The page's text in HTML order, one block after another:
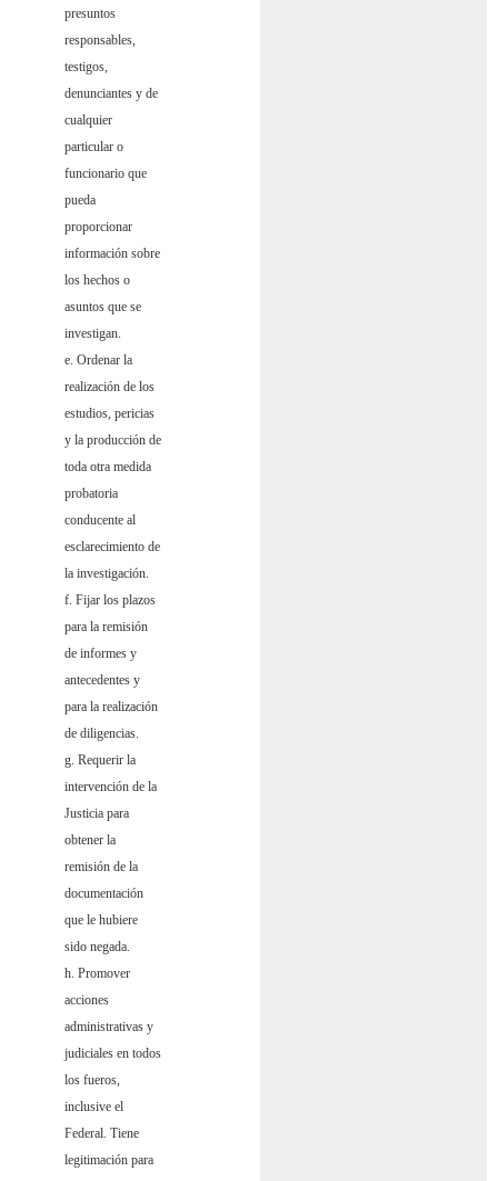
presuntos
responsables,
testigos,
denunciantes y de
cualquier
particular o
funcionario que
pueda
proporcionar
información sobre
los hechos o
asuntos que se
investigan.
e. Ordenar la
realización de los
estudios, pericias
y la producción de
toda otra medida
probatoria
conducente al
esclarecimiento de
la investigación.
f. Fijar los plazos
para la remisión
de informes y
antecedentes y
para la realización
de diligencias.
g. Requerir la
intervención de la
Justicia para
obtener la
remisión de la
documentación
que le hubiere
sido negada.
h. Promover
acciones
administrativas y
judiciales en todos
los fueros,
inclusive el
Federal. Tiene
legitimación para